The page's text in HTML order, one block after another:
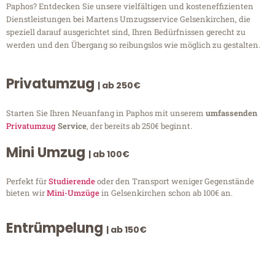
Paphos? Entdecken Sie unsere vielfältigen und kosteneffizienten
Dienstleistungen bei Martens Umzugsservice Gelsenkirchen, die
speziell darauf ausgerichtet sind, Ihren Bedürfnissen gerecht zu
werden und den Übergang so reibungslos wie möglich zu gestalten.
Privatumzug | ab 250€
Starten Sie Ihren Neuanfang in Paphos mit unserem umfassenden
PrivatumzugService, der bereits ab 250€ beginnt.
Mini Umzug | ab 100€
Perfekt fürStudierendeoder den Transport weniger Gegenstände
bieten wirMini-Umzügein Gelsenkirchen schon ab 100€ an.
Entrümpelung | ab 150€